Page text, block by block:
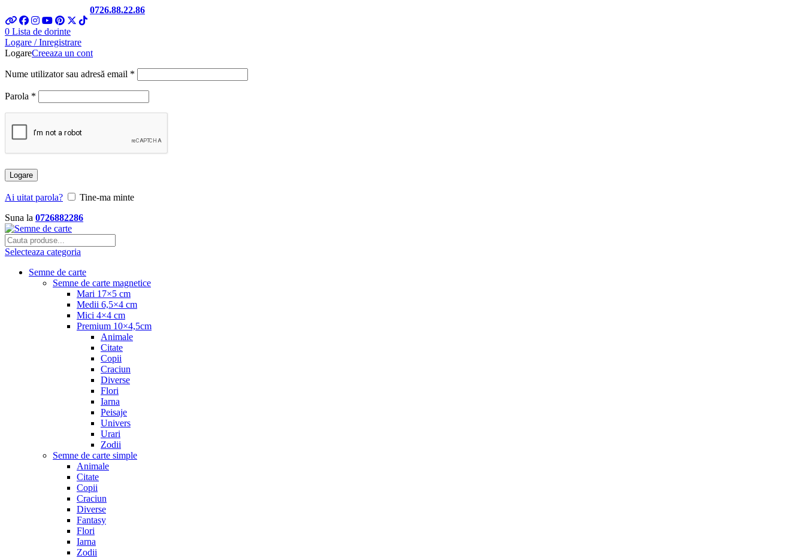
0726.88.22.86
0 Lista de dorinte
Logare / Inregistrare
LogareCreeaza un cont
Nume utilizator sau adresă email *
Parola *
Logare
Ai uitat parola?
Tine-ma minte
Suna la 0726882286
Selecteaza categoria
Semne de carte
Semne de carte magnetice
Mari 17×5 cm
Medii 6,5×4 cm
Mici 4×4 cm
Premium 10×4,5cm
Animale
Citate
Copii
Craciun
Diverse
Flori
Iarna
Peisaje
Univers
Urari
Zodii
Semne de carte simple
Animale
Citate
Copii
Craciun
Diverse
Fantasy
Flori
Iarna
Zodii